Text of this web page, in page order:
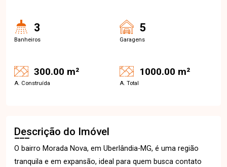
3
Banheiros
5
Garagens
300.00 m²
A. Construída
1000.00 m²
A. Total
Descrição do Imóvel
O bairro Morada Nova, em Uberlândia-MG, é uma região
tranquila e em expansão, ideal para quem busca contato